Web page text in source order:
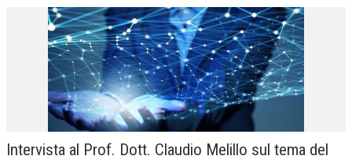
Intervista al Prof. Dott. Claudio Melillo sul tema del